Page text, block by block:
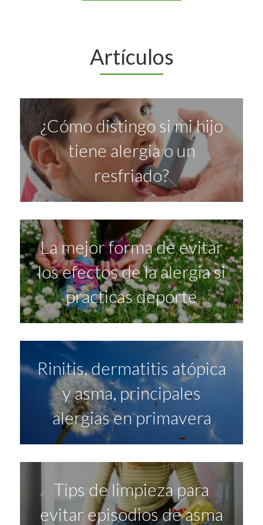
Artículos
¿Cómo distingo si mi hijo
tiene alergia o un
resfriado?
La mejor forma de evitar
los efectos de la alergia si
practicas deporte
Rinitis, dermatitis atópica
y asma, principales
alergias en primavera
Tips de limpieza para
evitar episodios de asma